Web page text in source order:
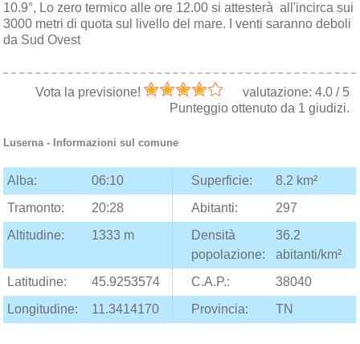
10.9°, Lo zero termico alle ore 12.00 si attesterà all'incirca sui
3000 metri di quota sul livello del mare. I venti saranno deboli
da Sud Ovest
Vota la previsione! valutazione: 4.0/ 5
Punteggio ottenuto da 1 giudizi.
Luserna- Informazioni sul comune
Alba: 06:10 Superficie:
8.2 km²
Tramonto:
20:28 Abitanti:
297
Altitudine:
1333 m
Densità
popolazione:
36.2
abitanti/km²
Latitudine:
45.9253574 C.A.P.:
38040
Longitudine:
11.3414170 Provincia: TN